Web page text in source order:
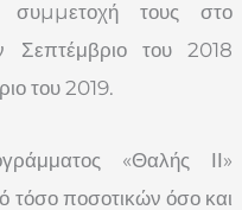
τους στο
Σεπτέμβριο του 2018
του 2019.
«Θαλής ΙΙ»
τόσο ποσοτικών όσο και